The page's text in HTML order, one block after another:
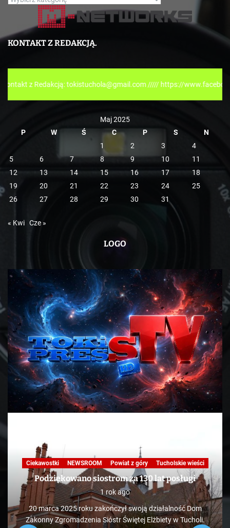
e
i
e
KONTAKT Z REDAKCJĄ.
tokistuchola@gmail.com ///// https://www.facebook.com/
Maj 2025
P
W Ś C P S
N
1
2 3
4
5
6 7 8 9 10
11
12
13 14 15 16 17
18
19
20 21 22 23 24
25
26
27 28 29 30 31
« Kwi Cze »
LOGO
Ciekawostki NEWSROOM Powiat z góry Tucholskie wieści
Podziękowano siostrom za 130 lat posługi
1 rok ago
20 marca 2025 roku zakończył swoją działalność Dom
Zakonny Zgromadzenia Sióstr Świętej Elżbiety w Tucholi.